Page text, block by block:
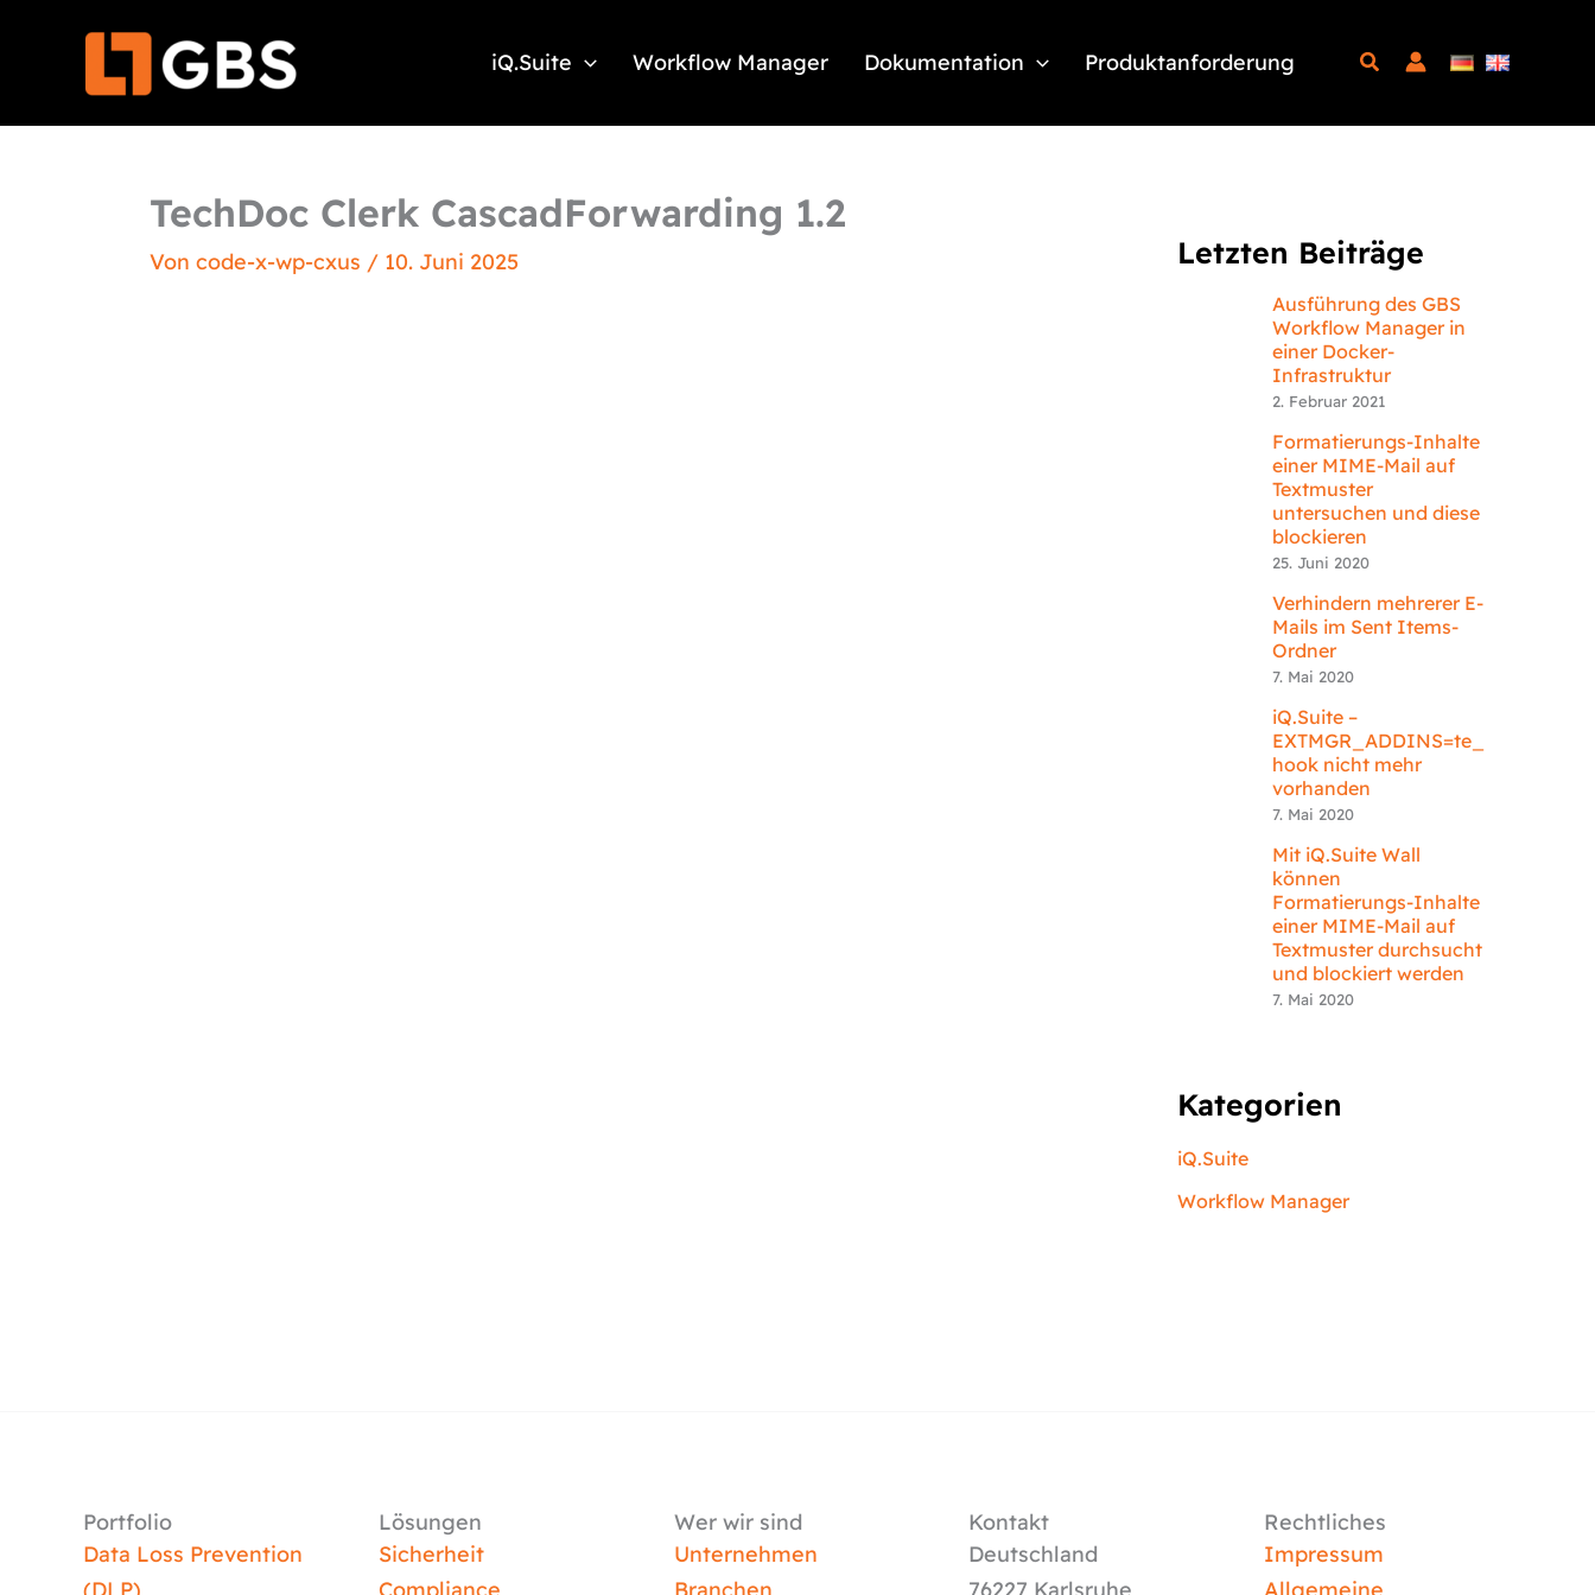
springen
iQ.Suite Workflow Manager Dokumentation Produktanforderung
TechDoc Clerk CascadForwarding 1.2
Von code-x-wp-cxus / 10. Juni 2025 Letzten Beiträge
Ausführung des GBS
Workflow Manager in
einer Docker-
Infrastruktur
2. Februar 2021
Formatierungs-Inhalte
einer MIME-Mail auf
Textmuster
untersuchen und diese
blockieren
25. Juni 2020
Verhindern mehrerer E-
Mails im Sent Items-
Ordner
7. Mai 2020
iQ.Suite –
EXTMGR_ADDINS=te_
hook nicht mehr
vorhanden
7. Mai 2020
Mit iQ.Suite Wall
können
Formatierungs-Inhalte
einer MIME-Mail auf
Textmuster durchsucht
und blockiert werden
7. Mai 2020
Kategorien
iQ.Suite
Workflow Manager
Portfolio
Data Loss Prevention
Lösungen
Sicherheit
Wer wir sind
Unternehmen
Kontakt
Deutschland
Rechtliches
Impressum